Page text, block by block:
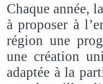
Chaque année,
à proposer à
région une
une création
adaptée à la